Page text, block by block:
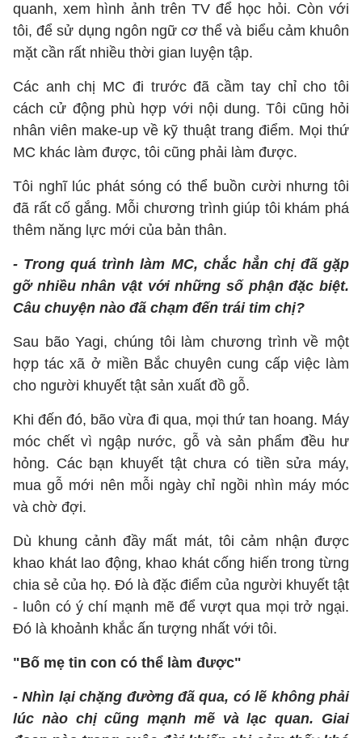
quanh, xem hình ảnh trên TV để học hỏi. Còn với
tôi, để sử dụng ngôn ngữ cơ thể và biểu cảm khuôn
mặt cần rất nhiều thời gian luyện tập.
Các anh chị MC đi trước đã cầm tay chỉ cho tôi
cách cử động phù hợp với nội dung. Tôi cũng hỏi
nhân viên make-up về kỹ thuật trang điểm. Mọi thứ
MC khác làm được, tôi cũng phải làm được.
Tôi nghĩ lúc phát sóng có thể buồn cười nhưng tôi
đã rất cố gắng. Mỗi chương trình giúp tôi khám phá
thêm năng lực mới của bản thân.
- Trong quá trình làm MC, chắc hẳn chị đã gặp
gỡ nhiều nhân vật với những số phận đặc biệt.
Câu chuyện nào đã chạm đến trái tim chị?
Sau bão Yagi, chúng tôi làm chương trình về một
hợp tác xã ở miền Bắc chuyên cung cấp việc làm
cho người khuyết tật sản xuất đồ gỗ.
Khi đến đó, bão vừa đi qua, mọi thứ tan hoang. Máy
móc chết vì ngập nước, gỗ và sản phẩm đều hư
hỏng. Các bạn khuyết tật chưa có tiền sửa máy,
mua gỗ mới nên mỗi ngày chỉ ngồi nhìn máy móc
và chờ đợi.
Dù khung cảnh đầy mất mát, tôi cảm nhận được
khao khát lao động, khao khát cống hiến trong từng
chia sẻ của họ. Đó là đặc điểm của người khuyết tật
- luôn có ý chí mạnh mẽ để vượt qua mọi trở ngại.
Đó là khoảnh khắc ấn tượng nhất với tôi.
"Bố mẹ tin con có thể làm được"
- Nhìn lại chặng đường đã qua, có lẽ không phải
lúc nào chị cũng mạnh mẽ và lạc quan. Giai